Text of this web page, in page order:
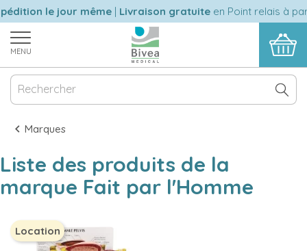
le jour même| Livraison gratuiteen Point relais à
MENU
Marques
Liste des produits de la
marque Fait par l'Homme
Location